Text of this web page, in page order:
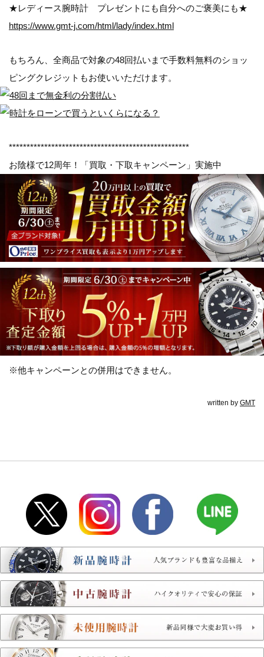
★レディース腕時計 プレゼントにも自分へのご褒美にも★
https://www.gmt-j.com/html/lady/index.html
もちろん、全商品で対象の48回払いまで手数料無料のショッ
ピングクレジット もお使いいただけます。
***************************************************
お陰様で12周年！
「買取・下取キャンペーン」 実施中
※他キャンペーンとの併用はできません。
written by GMT